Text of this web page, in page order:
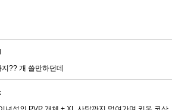
?? 개 쓸만하던데